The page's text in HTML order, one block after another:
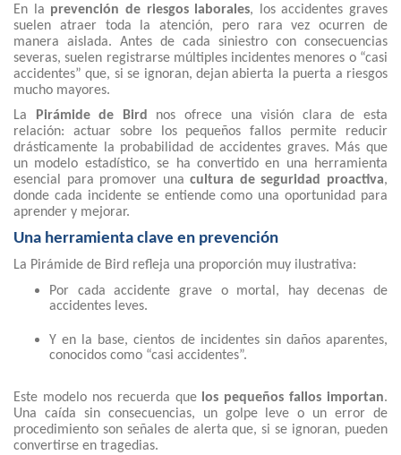
En la prevención de riesgos laborales, los accidentes graves
suelen atraer toda la atención, pero rara vez ocurren de
manera aislada. Antes de cada siniestro con consecuencias
severas, suelen registrarse múltiples incidentes menores o “casi
accidentes” que, si se ignoran, dejan abierta la puerta a riesgos
mucho mayores.
La Pirámide de Bird nos ofrece una visión clara de esta
relación: actuar sobre los pequeños fallos permite reducir
drásticamente la probabilidad de accidentes graves. Más que
un modelo estadístico, se ha convertido en una herramienta
esencial para promover unacultura de seguridad proactiva,
donde cada incidente se entiende como una oportunidad para
aprender y mejorar.
Una herramienta clave en prevención
La Pirámide de Bird refleja una proporción muy ilustrativa:
Por cada accidente grave o mortal, hay decenas de
accidentes leves.
Y en la base, cientos de incidentes sin daños aparentes,
conocidos como “casi accidentes”.
Este modelo nos recuerda que los pequeños fallos importan.
Una caída sin consecuencias, un golpe leve o un error de
procedimiento son señales de alerta que, si se ignoran, pueden
convertirse en tragedias.